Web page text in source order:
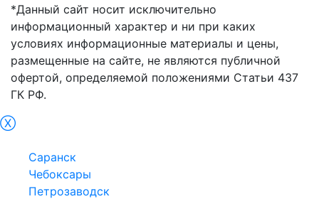
*Данный сайт носит исключительно
информационный характер и ни при каких
условиях информационные материалы и цены,
размещенные на сайте, не являются публичной
офертой, определяемой положениями Статьи 437
ГК РФ.
Ⓧ
Саранск
Чебоксары
Петрозаводск